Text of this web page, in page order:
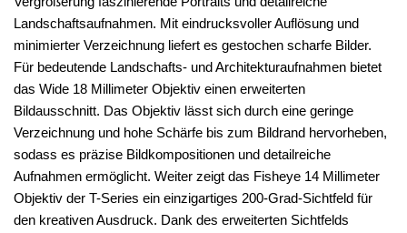
Landschaftsaufnahmen. Mit eindrucksvoller Auflösung und
minimierter Verzeichnung liefert es gestochen scharfe Bilder.
Für bedeutende Landschafts- und Architekturaufnahmen bietet
das Wide 18 Millimeter Objektiv einen erweiterten
Bildausschnitt. Das Objektiv lässt sich durch eine geringe
Verzeichnung und hohe Schärfe bis zum Bildrand hervorheben,
sodass es präzise Bildkompositionen und detailreiche
Aufnahmen ermöglicht. Weiter zeigt das Fisheye 14 Millimeter
Objektiv der T-Series ein einzigartiges 200-Grad-Sichtfeld für
den kreativen Ausdruck. Dank des erweiterten Sichtfelds